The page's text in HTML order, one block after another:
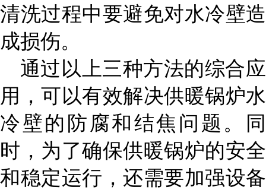
清洗过程中要避免对水冷壁造
成损伤。
通过以上三种方法的综合应
用，可以有效解决供暖锅炉水
冷壁的防腐和结焦问题。同
时，为了确保供暖锅炉的安全
和稳定运行，还需要加强设备